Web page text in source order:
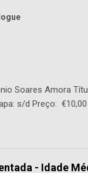
Soares Amora
s/d Preço:
- Idade